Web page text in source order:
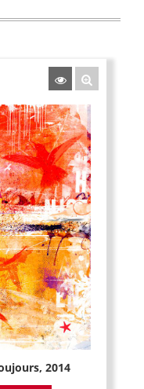
2014